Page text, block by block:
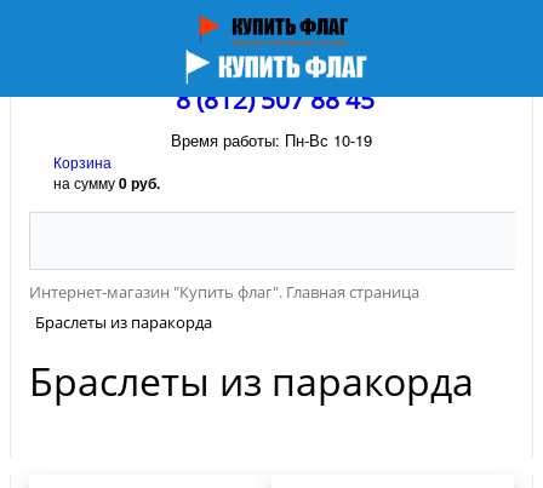
8 (812) 507 88 45
Время работы: Пн-Вс 10-19
Корзина
на сумму0 руб.
Интернет-магазин "Купить флаг". Главная страница
Браслеты из паракорда
Браслеты из паракорда